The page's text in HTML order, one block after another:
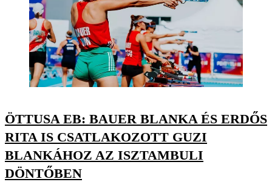
ÖTTUSA EB: BAUER BLANKA ÉS ERDŐS
RITA IS CSATLAKOZOTT GUZI
BLANKÁHOZ AZ ISZTAMBULI
DÖNTŐBEN